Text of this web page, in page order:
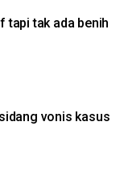
tapi tak ada benih
vonis kasus